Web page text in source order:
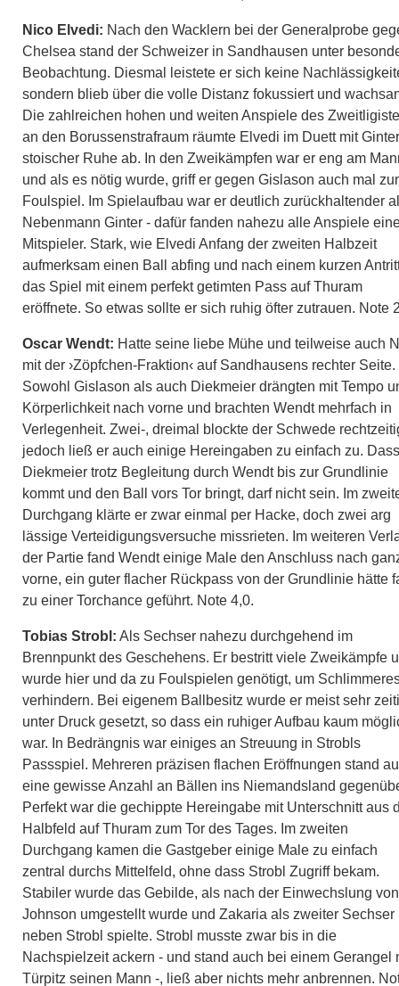
Nico Elvedi: Nach den Wacklern bei der Generalprobe
Chelsea stand der Schweizer in Sandhausen unter
Beobachtung. Diesmal leistete er sich keine
sondern blieb über die volle Distanz fokussiert und
Die zahlreichen hohen und weiten Anspiele des
an den Borussenstrafraum räumte Elvedi im Duett mit
stoischer Ruhe ab. In den Zweikämpfen war er eng am
und als es nötig wurde, griff er gegen Gislason auch mal
Foulspiel. Im Spielaufbau war er deutlich zurückhaltender
Nebenmann Ginter - dafür fanden nahezu alle Anspiele
Mitspieler. Stark, wie Elvedi Anfang der zweiten Halbzeit
aufmerksam einen Ball abfing und nach einem kurzen
das Spiel mit einem perfekt getimten Pass auf Thuram
eröffnete. So etwas sollte er sich ruhig öfter zutrauen. Note
Oscar Wendt: Hatte seine liebe Mühe und teilweise auch
mit der ›Zöpfchen-Fraktion‹ auf Sandhausens rechter Seite.
Sowohl Gislason als auch Diekmeier drängten mit Tempo
Körperlichkeit nach vorne und brachten Wendt mehrfach in
Verlegenheit. Zwei-, dreimal blockte der Schwede
jedoch ließ er auch einige Hereingaben zu einfach zu. Dass
Diekmeier trotz Begleitung durch Wendt bis zur Grundlinie
kommt und den Ball vors Tor bringt, darf nicht sein. Im
Durchgang klärte er zwar einmal per Hacke, doch zwei arg
lässige Verteidigungsversuche missrieten. Im weiteren
der Partie fand Wendt einige Male den Anschluss nach
vorne, ein guter flacher Rückpass von der Grundlinie hätte
zu einer Torchance geführt. Note 4,0.
Tobias Strobl: Als Sechser nahezu durchgehend im
Brennpunkt des Geschehens. Er bestritt viele Zweikämpfe
wurde hier und da zu Foulspielen genötigt, um
verhindern. Bei eigenem Ballbesitz wurde er meist sehr
unter Druck gesetzt, so dass ein ruhiger Aufbau kaum
war. In Bedrängnis war einiges an Streuung in Strobls
Passspiel. Mehreren präzisen flachen Eröffnungen stand
eine gewisse Anzahl an Bällen ins Niemandsland
Perfekt war die gechippte Hereingabe mit Unterschnitt aus
Halbfeld auf Thuram zum Tor des Tages. Im zweiten
Durchgang kamen die Gastgeber einige Male zu einfach
zentral durchs Mittelfeld, ohne dass Strobl Zugriff bekam.
Stabiler wurde das Gebilde, als nach der Einwechslung von
Johnson umgestellt wurde und Zakaria als zweiter Sechser
neben Strobl spielte. Strobl musste zwar bis in die
Nachspielzeit ackern - und stand auch bei einem Gerangel
Türpitz seinen Mann -, ließ aber nichts mehr anbrennen.